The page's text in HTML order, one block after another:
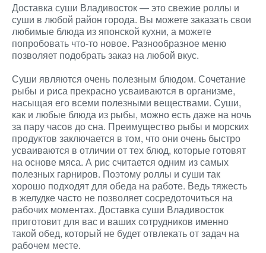
Доставка суши Владивосток — это свежие роллы и
суши в любой район города. Вы можете заказать свои
любимые блюда из японской кухни, а можете
попробовать что-то новое. Разнообразное меню
позволяет подобрать заказ на любой вкус.
Суши являются очень полезным блюдом. Сочетание
рыбы и риса прекрасно усваиваются в организме,
насыщая его всеми полезными веществами. Суши,
как и любые блюда из рыбы, можно есть даже на ночь
за пару часов до сна. Преимущество рыбы и морских
продуктов заключается в том, что они очень быстро
усваиваются в отличии от тех блюд, которые готовят
на основе мяса. А рис считается одним из самых
полезных гарниров. Поэтому роллы и суши так
хорошо подходят для обеда на работе. Ведь тяжесть
в желудке часто не позволяет сосредоточиться на
рабочих моментах. Доставка суши Владивосток
приготовит для вас и ваших сотрудников именно
такой обед, который не будет отвлекать от задач на
рабочем месте.